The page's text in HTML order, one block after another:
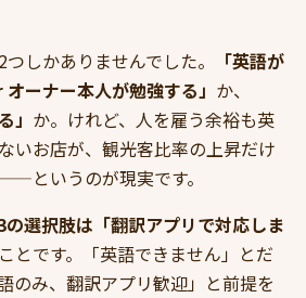
しかありませんでした。
「英語が
ーナー本人が勉強する」 か、
」 か。けれど、人を雇う余裕も英
いお店が、観光客比率の上昇だけ
というのが現実です。
の選択肢は「翻訳アプリで対応しま
ことです。「英語できません」とだ
のみ、翻訳アプリ歓迎」と前提を